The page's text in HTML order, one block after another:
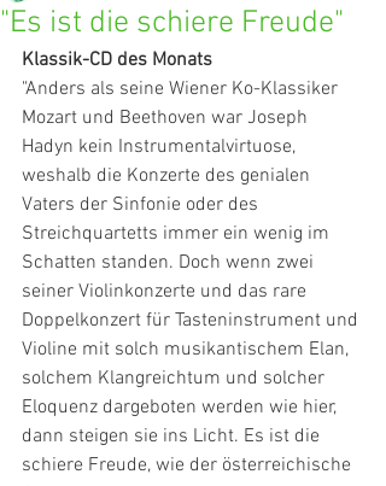
"Es ist die schiere Freude"
Klassik-CD des Monats
"Anders als seine Wiener Ko-Klassiker
Mozart und Beethoven war Joseph
Hadyn kein Instrumentalvirtuose,
weshalb die Konzerte des genialen
Vaters der Sinfonie oder des
Streichquartetts immer ein wenig im
Schatten standen. Doch wenn zwei
seiner Violinkonzerte und das rare
Doppelkonzert für Tasteninstrument und
Violine mit solch musikantischem Elan,
solchem Klangreichtum und solcher
Eloquenz dargeboten werden wie hier,
dann steigen sie ins Licht. Es ist die
schiere Freude, wie der österreichische